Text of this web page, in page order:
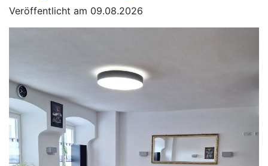
Veröffentlicht am 09.08.2026